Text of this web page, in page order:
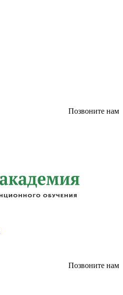
Позвоните нам
Позвоните нам